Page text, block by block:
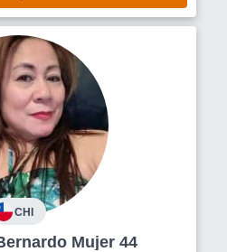
CHI
Maipo - San Bernardo Mujer 44